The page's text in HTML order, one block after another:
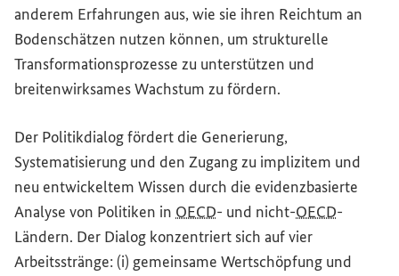
anderem Erfahrungen aus, wie sie ihren Reichtum an
Bodenschätzen nutzen können, um strukturelle
Transformationsprozesse zu unterstützen und
breitenwirksames Wachstum zu fördern.
Der Politikdialog fördert die Generierung,
Systematisierung und den Zugang zu implizitem und
neu entwickeltem Wissen durch die evidenzbasierte
Analyse von Politiken in OECD- und nicht-OECD-
Ländern. Der Dialog konzentriert sich auf vier
Arbeitsstränge: (i) gemeinsame Wertschöpfung und